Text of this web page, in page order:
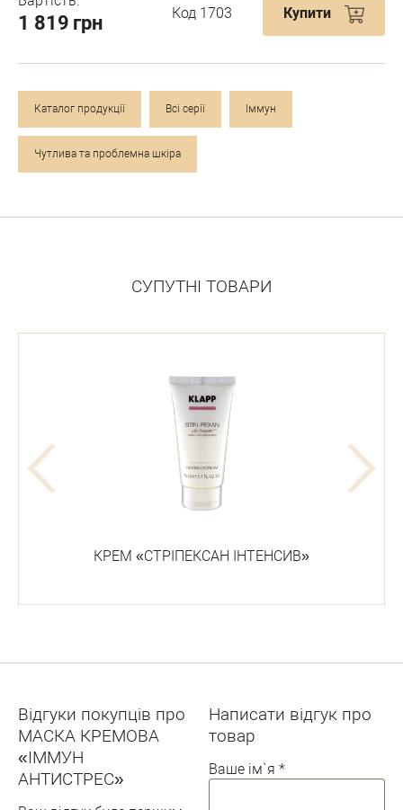
1 819 грн Код 1703 Купити
Каталог продукції Всі серії Іммун
Чутлива та проблемна шкіра
СУПУТНІ ТОВАРИ
КРЕМ «СТРІПЕКСАН ІНТЕНСИВ»
Відгуки покупців про
МАСКА КРЕМОВА
«ІММУН
АНТИСТРЕС»
Написати відгук про
товар
Ваше ім`я*